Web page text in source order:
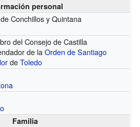
personal
Conchillos y Quintana
del Consejo de Castilla
de laOrden de Santiago
deToledo
Familia